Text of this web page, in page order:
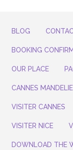
BLOG
BOOKING
OUR PLACE
CANNES
VISITER CANNES
VISITER NICE
DOWNLOAD THE